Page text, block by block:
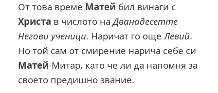
От това време Матей бил винаги с
Христа в числото наДванадесетте
Негови ученици. Наричат го ощеЛевий.
Но той сам от смирение нарича себе си
Матей-Митар, като че ли да напомня за
своето предишно звание.